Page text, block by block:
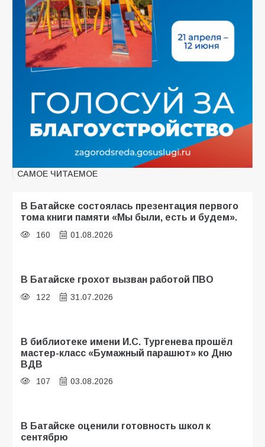
САМОЕ ЧИТАЕМОЕ
В Батайске состоялась презентация первого
тома книги памяти «Мы были, есть и будем».
160 01.08.2026
В Батайске грохот вызван работой ПВО
122 31.07.2026
В библиотеке имени И.С. Тургенева прошёл
мастер-класс «Бумажный парашют» ко Дню
ВДВ
107 03.08.2026
В Батайске оценили готовность школ к
сентябрю